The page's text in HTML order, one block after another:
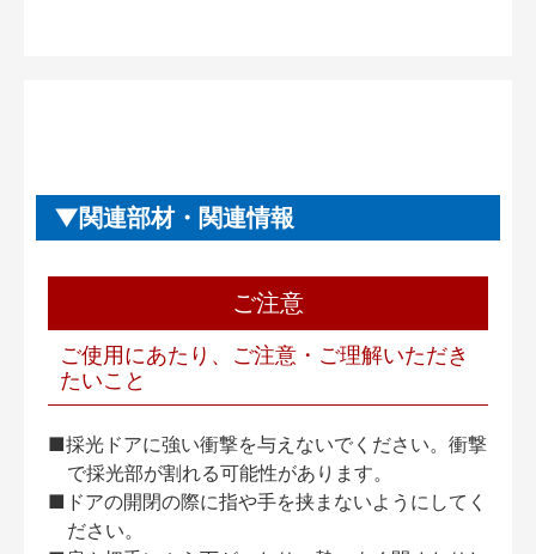
関連部材・関連情報
ご注意
ご使用にあたり、ご注意・ご理解いただき
たいこと
■採光ドアに強い衝撃を与えないでください。衝撃
で採光部が割れる可能性があります。
■ドアの開閉の際に指や手を挟まないようにしてく
ださい。